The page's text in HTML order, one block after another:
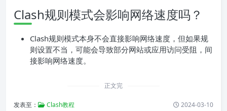
Clash规则模式会影响网络速度吗？
Clash规则模式本身不会直接影响网络速度，但如果规
则设置不当，可能会导致部分网站或应用访问受阻，间
接影响网络速度。
正文完
发表至： Clash教程 2024-03-10